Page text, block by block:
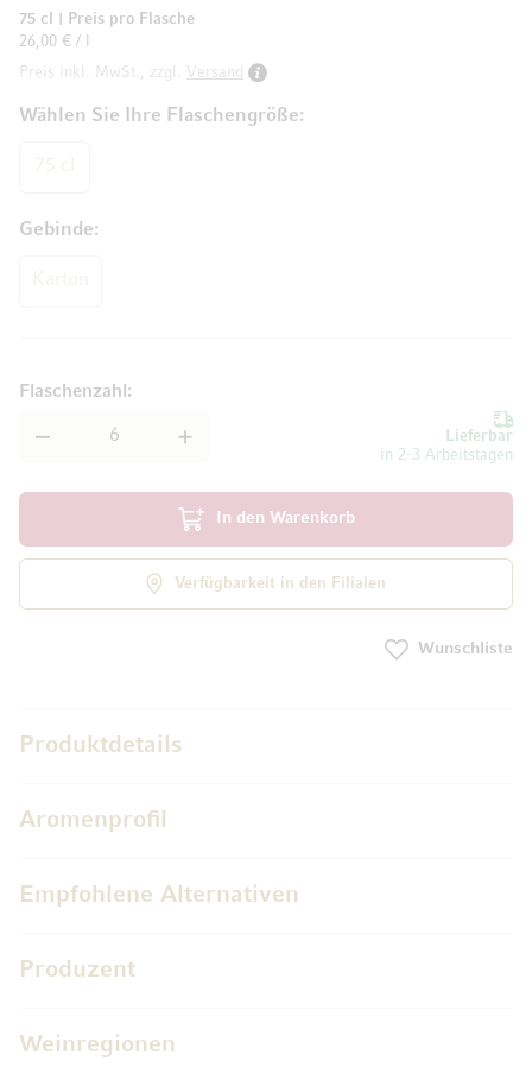
Wählen Sie Ihre Flaschengröße
Gebinde
75 cl
Preis pro Flasche
26,00 € / l
Preis inkl. MwSt., zzgl.
Versand
Lieferbar
in 2-3 Arbeitstagen
Flaschenzahl
In den Warenkorb
Verfügbarkeit in den Filialen
Wunschliste
Produktdetails
Aromenprofil
Empfohlene Alternativen
Produzent
Weinregionen